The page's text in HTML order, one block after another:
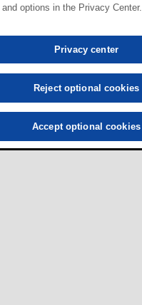
options in the Privacy Center.
Privacy center
Reject optional cookies
Accept optional cookies